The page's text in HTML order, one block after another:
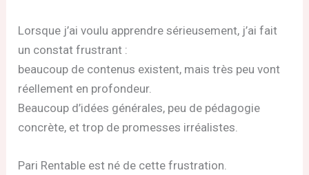
Lorsque j’ai voulu apprendre sérieusement, j’ai fait
un constat frustrant :
beaucoup de contenus existent, mais très peu vont
réellement en profondeur.
Beaucoup d’idées générales, peu de pédagogie
concrète, et trop de promesses irréalistes.
Pari Rentable est né de cette frustration.